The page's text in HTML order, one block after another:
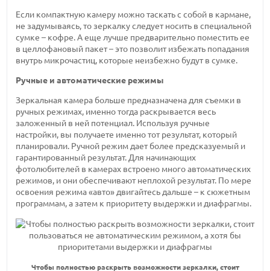
Если компактную камеру можно таскать с собой в кармане,
не задумываясь, то зеркалку следует носить в специальной
сумке – кофре. А еще лучше предварительно поместить ее
в целлофановый пакет – это позволит избежать попадания
внутрь микрочастиц, которые неизбежно будут в сумке.
Ручные и автоматические режимы
Зеркальная камера больше предназначена для съемки в
ручных режимах, именно тогда раскрывается весь
заложенный в ней потенциал. Используя ручные
настройки, вы получаете именно тот результат, который
планировали. Ручной режим дает более предсказуемый и
гарантированный результат. Для начинающих
фотолюбителей в камерах встроено много автоматических
режимов, и они обеспечивают неплохой результат. По мере
освоения режима «авто» двигайтесь дальше – к сюжетным
программам, а затем к приоритету выдержки и диафрагмы.
Чтобы полностью раскрыть возможности зеркалки, стоит